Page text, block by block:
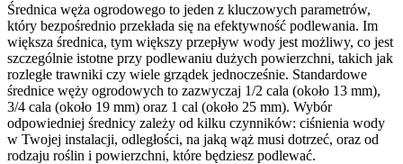
Średnica węża ogrodowego to jeden z kluczowych parametrów,
który bezpośrednio przekłada się na efektywność podlewania. Im
większa średnica, tym większy przepływ wody jest możliwy, co jest
szczególnie istotne przy podlewaniu dużych powierzchni, takich jak
rozległe trawniki czy wiele grządek jednocześnie. Standardowe
średnice węży ogrodowych to zazwyczaj 1/2 cala (około 13 mm),
3/4 cala (około 19 mm) oraz 1 cal (około 25 mm). Wybór
odpowiedniej średnicy zależy od kilku czynników: ciśnienia wody
w Twojej instalacji, odległości, na jaką wąż musi dotrzeć, oraz od
rodzaju roślin i powierzchni, które będziesz podlewać.